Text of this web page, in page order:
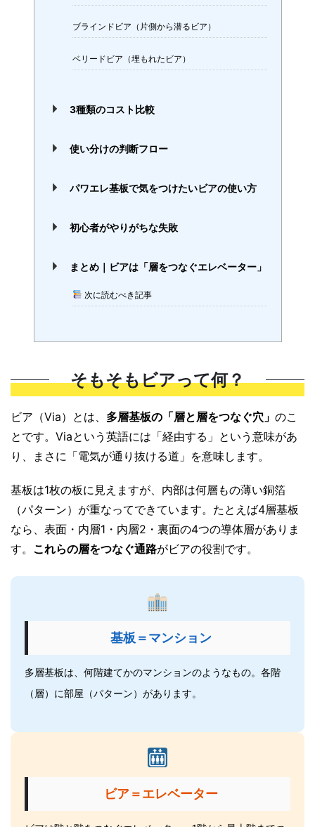
ブラインドビア（片側から潜るビア）
ベリードビア（埋もれたビア）
3種類のコスト比較
使い分けの判断フロー
パワエレ基板で気をつけたいビアの使い方
初心者がやりがちな失敗
まとめ｜ビアは「層をつなぐエレベーター」
次に読むべき記事
そもそもビアって何？
ビア（Via）とは、 多層基板の「層と層をつなぐ穴」 のこ
とです。Viaという英語には「経由する」という意味があ
り、まさに「電気が通り抜ける道」を意味します。
基板は1枚の板に見えますが、内部は何層もの薄い銅箔
（パターン）が重なってできています。たとえば4層基板
なら、表面・内層1・内層2・裏面の4つの導体層がありま
す。 これらの層をつなぐ通路がビアの役割です。
基板＝マンション
多層基板は、何階建てかのマンションのようなもの。各階
（層）に部屋（パターン）があります。
ビア＝エレベーター